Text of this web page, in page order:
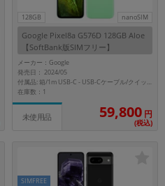
128GB nanoSIM
Google Pixel8a G576D 128GB Aloe
【SoftBank版SIMフリー】
メーカー：Google
発売日： 2024/05
付属品: 箱/1m USB-C - USB-Cケーブル/クイックスイッチアダプター/SIM取り出しツール/マニュアル
在庫数：1
未使用品 59,800 円
(税込)
SIMFREE